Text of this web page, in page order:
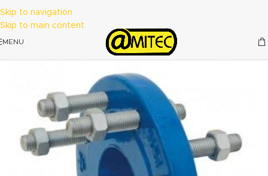
Skip to navigation
Skip to main content
MENU